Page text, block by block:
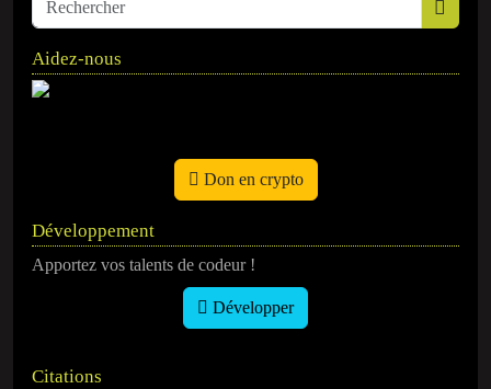
Aidez-nous
Don en crypto
Développement
Apportez vos talents de codeur !
Développer
Citations